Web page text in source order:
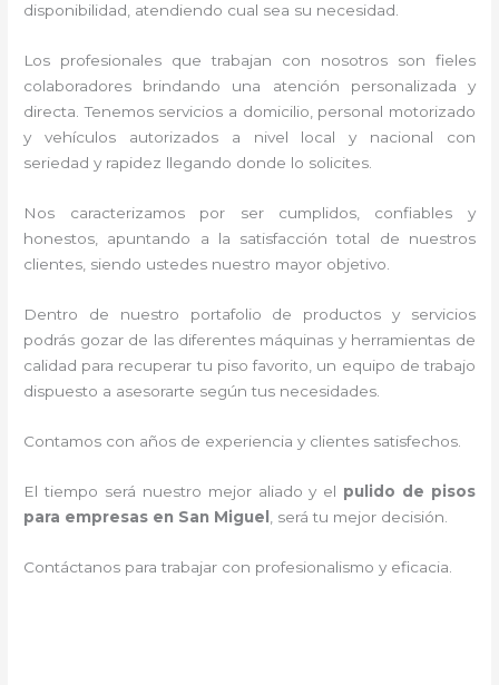
disponibilidad, atendiendo cual sea su necesidad.
Los profesionales que trabajan con nosotros son fieles
colaboradores brindando una atención personalizada y
directa.Tenemos servicios a domicilio, personal motorizado
y vehículos autorizados a nivel local y nacional con
seriedad y rapidez llegando donde lo solicites.
Nos caracterizamos por ser cumplidos, confiables y
honestos, apuntando a la satisfacción total de nuestros
clientes, siendo ustedes nuestro mayor objetivo.
Dentro de nuestro portafolio de productos y servicios
podrás gozar de las diferentes máquinas y herramientas de
calidad para recuperar tu piso favorito, un equipo de trabajo
dispuesto a asesorarte según tus necesidades.
Contamos con años de experiencia y clientes satisfechos.
El tiempo será nuestro mejor aliado y el pulido de pisos
para empresas en San Miguel
, será tu mejor decisión.
Contáctanos para trabajar con profesionalismo y eficacia.